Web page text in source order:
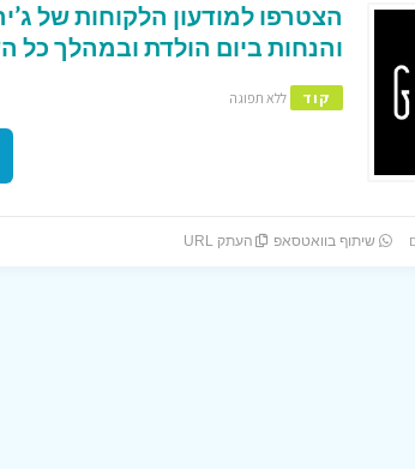
הצטרפו למודעון הלקוחות של
והנחות ביום הולדת ובמהלך כל
קוד ללא תפוגה
שיתוף בוואטסאפ העתק URL